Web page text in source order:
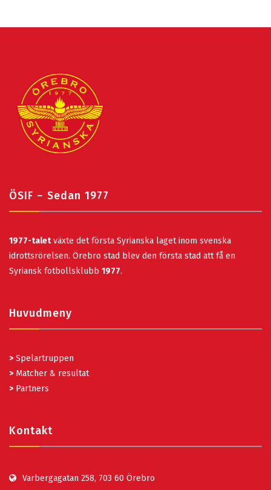
ÖSIF – Sedan 1977
1977-taletväxte det första Syrianska laget inom svenska
idrottsrörelsen. Örebro stad blev den första stad att få en
Syriansk fotbollsklubb 1977.
Huvudmeny
> Spelartruppen
> Matcher & resultat
> Partners
Kontakt
Varbergagatan 258, 703 60 Örebro